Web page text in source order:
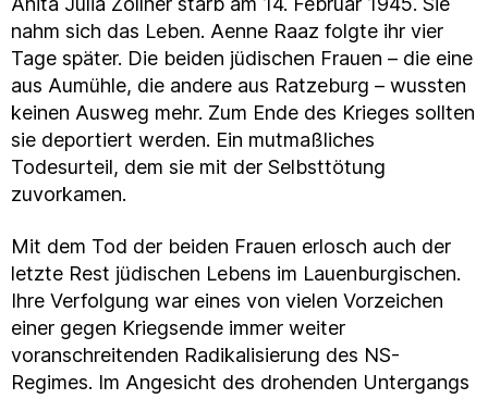
nahm sich das Leben. Aenne Raaz folgte ihr vier
Tage später. Die beiden jüdischen Frauen – die eine
aus Aumühle, die andere aus Ratzeburg – wussten
keinen Ausweg mehr. Zum Ende des Krieges sollten
sie deportiert werden. Ein mutmaßliches
Todesurteil, dem sie mit der Selbsttötung
zuvorkamen.
Mit dem Tod der beiden Frauen erlosch auch der
letzte Rest jüdischen Lebens im Lauenburgischen.
Ihre Verfolgung war eines von vielen Vorzeichen
einer gegen Kriegsende immer weiter
voranschreitenden Radikalisierung des NS-
Regimes. Im Angesicht des drohenden Untergangs